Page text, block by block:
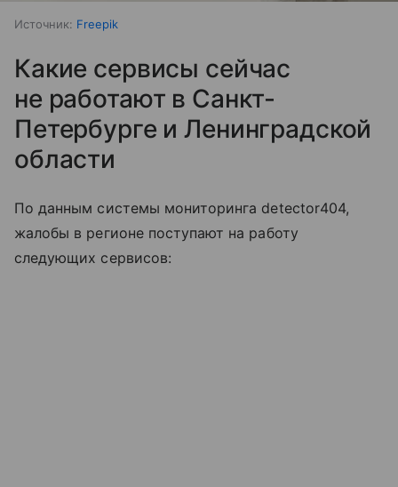
Источник: Freepik
Какие сервисы сейчас
не работают в Санкт-
Петербурге и Ленинградской
области
По данным системы мониторинга detector404,
жалобы в регионе поступают на работу
следующих сервисов: